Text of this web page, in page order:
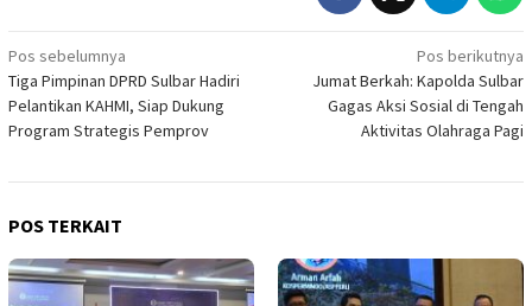
Navigasi
pos
Pos sebelumnya
Tiga Pimpinan DPRD Sulbar Hadiri
Pelantikan KAHMI, Siap Dukung
Program Strategis Pemprov
Pos berikutnya
Jumat Berkah: Kapolda Sulbar
Gagas Aksi Sosial di Tengah
Aktivitas Olahraga Pagi
POS TERKAIT